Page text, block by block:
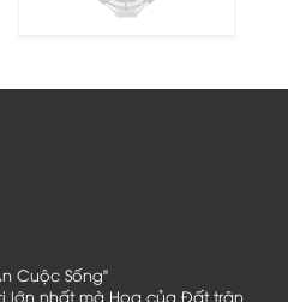
Cuộc Sống"
nhất mà Hoa của Đất trân